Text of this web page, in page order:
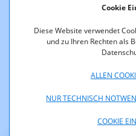
Cookie
Diese Website verwendet
und zu Ihren Rechten als
ALLEN
NUR TECHNISCH
COOKIE
sechs Ansuchen wurden
standen im Jahr 2018
Förderungsbeträge lagen
weiterverarbeitbaren
Abruf über eine Schnittstelle